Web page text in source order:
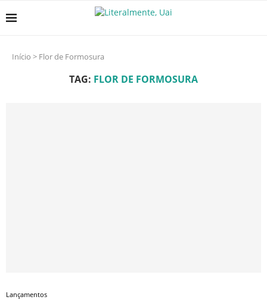
Início > Flor de Formosura
TAG: FLOR DE FORMOSURA
Lançamentos